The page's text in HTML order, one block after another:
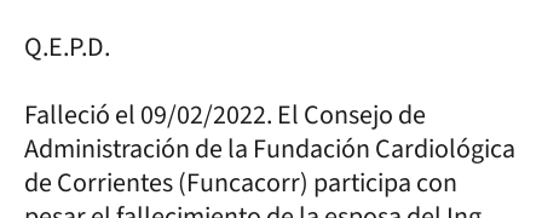
Q.E.P.D.
Falleció el 09/02/2022. El Consejo de
Administración de la Fundación Cardiológica
de Corrientes (Funcacorr) participa con